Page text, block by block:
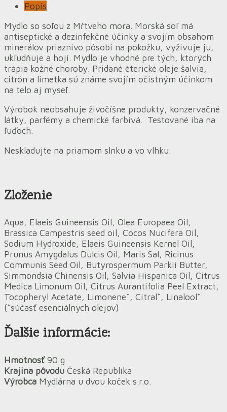
Popis
Mydlo so soľou z Mŕtveho mora. Morská soľ má
antiseptické a dezinfekčné účinky a svojím obsahom
minerálov priaznivo pôsobí na pokožku, vyživuje ju,
ukľudňuje a hojí. Mydlo je vhodné pre tých, ktorých
trápia kožné choroby. Pridané éterické oleje šalvia,
citrón a limetka sú známe svojím očistným účinkom
na telo aj myseľ.
Výrobok neobsahuje živočíšne produkty, konzervačné
látky, parfémy a chemické farbivá. Testované iba na
ľuďoch.
Neskladujte na priamom slnku a vo vlhku.
Zloženie
Aqua, Elaeis Guineensis Oil, Olea Europaea Oil,
Brassica Campestris seed oil, Cocos Nucifera Oil,
Sodium Hydroxide, Elaeis Guineensis Kernel Oil,
Prunus Amygdalus Dulcis Oil, Maris Sal, Ricinus
Communis Seed Oil, Butyrospermum Parkii Butter,
Simmondsia Chinensis Oil, Salvia Hispanica Oil, Citrus
Medica Limonum Oil, Citrus Aurantifolia Peel Extract,
Tocopheryl Acetate, Limonene*, Citral*, Linalool*
(*súčasť esenciálnych olejov)
Ďalšie informácie:
Hmotnosť90 g
Krajina pôvodu Česká Republika
Výrobca Mydlárna u dvou koček s.r.o.